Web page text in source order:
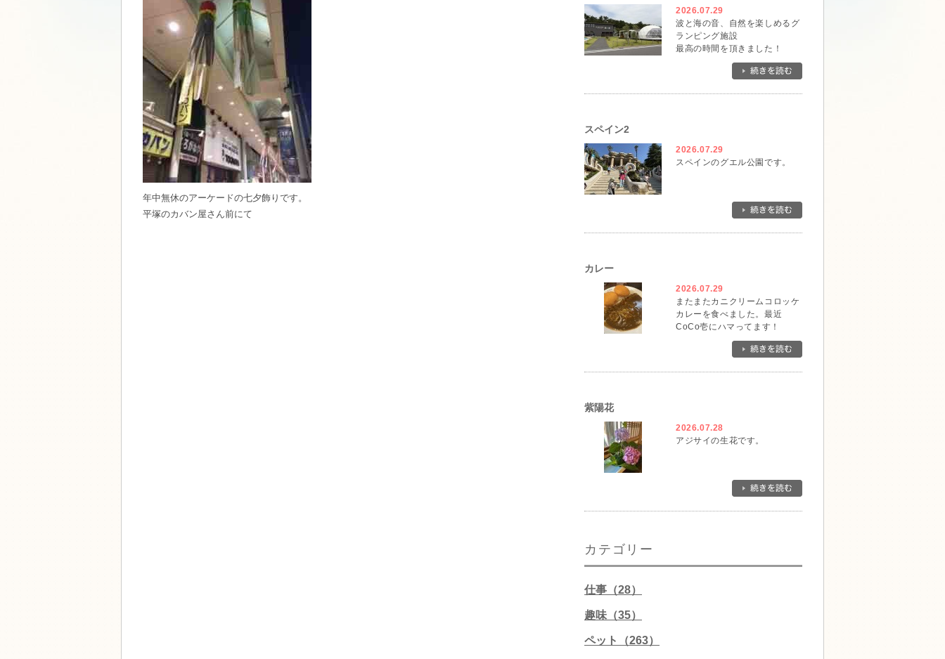
年中無休のアーケードの七夕飾りです。
平塚のカバン屋さん前にて
2026.07.29
波と海の音、自然を楽しめるグ
ランピング施設
最高の時間を頂きました！
スペイン2
2026.07.29
スペインのグエル公園です。
カレー
2026.07.29
またまたカニクリームコロッケ
カレーを食べました。最近
CoCo壱にハマってます！
紫陽花
2026.07.28
アジサイの生花です。
カテゴリー
仕事（28）
趣味（35）
ペット（263）